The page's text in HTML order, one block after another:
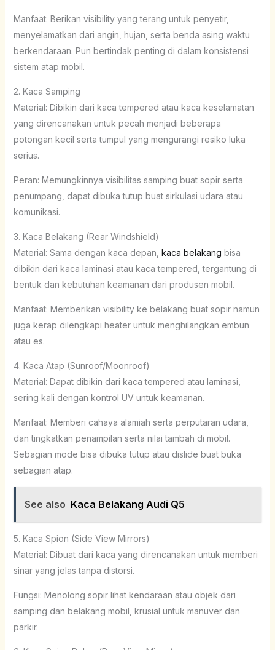
Manfaat: Berikan visibility yang terang untuk penyetir,
menyelamatkan dari angin, hujan, serta benda asing waktu
berkendaraan. Pun bertindak penting di dalam konsistensi
sistem atap mobil.
2. Kaca Samping
Material: Dibikin dari kaca tempered atau kaca keselamatan
yang direncanakan untuk pecah menjadi beberapa
potongan kecil serta tumpul yang mengurangi resiko luka
serius.
Peran: Memungkinnya visibilitas samping buat sopir serta
penumpang, dapat dibuka tutup buat sirkulasi udara atau
komunikasi.
3. Kaca Belakang (Rear Windshield)
Material: Sama dengan kaca depan, kaca belakang bisa
dibikin dari kaca laminasi atau kaca tempered, tergantung di
bentuk dan kebutuhan keamanan dari produsen mobil.
Manfaat: Memberikan visibility ke belakang buat sopir namun
juga kerap dilengkapi heater untuk menghilangkan embun
atau es.
4. Kaca Atap (Sunroof/Moonroof)
Material: Dapat dibikin dari kaca tempered atau laminasi,
sering kali dengan kontrol UV untuk keamanan.
Manfaat: Memberi cahaya alamiah serta perputaran udara,
dan tingkatkan penampilan serta nilai tambah di mobil.
Sebagian mode bisa dibuka tutup atau dislide buat buka
sebagian atap.
See also Kaca Belakang Audi Q5
5. Kaca Spion (Side View Mirrors)
Material: Dibuat dari kaca yang direncanakan untuk memberi
sinar yang jelas tanpa distorsi.
Fungsi: Menolong sopir lihat kendaraan atau objek dari
samping dan belakang mobil, krusial untuk manuver dan
parkir.